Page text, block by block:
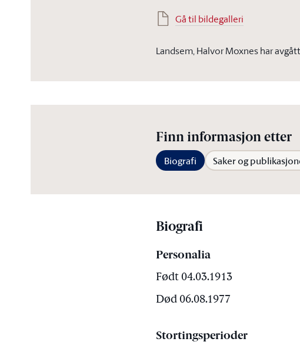
Gå til bildegalleri
Landsem, Halvor Moxnes har
Finn informasjon etter
Biografi Saker og
Biografi
Personalia
Født 04.03.1913
Død 06.08.1977
Stortingsperioder